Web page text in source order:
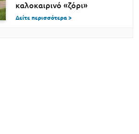
καλοκαιρινό «ζόρι»
Δείτε περισσότερα >